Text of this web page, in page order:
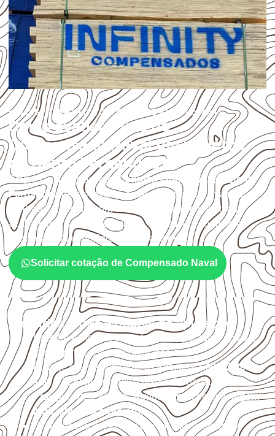
USOS E APLICAÇÕES PROFISSIONAIS
Como avaliar o uso do
Compensado Naval em projetos
de Bento Fernandes?
Empresas que procuram
Compensado Naval em Bento
Fernandes devem avaliar onde a chapa será instalada,
qual será o contato com umidade e quais cuidados de
acabamento serão necessários. Espessura, formato e
quantidade também interferem na compra.
Solicitar cotação de Compensado Naval
Cuidados antes e depois da aplicação
Escolha a medida considerando aplicação, apoios,
montagem e especificação técnica.
Planeje o corte conforme os formatos1,60 × 2,20 m e
1,60 × 2,50 m, sujeitos à disponibilidade.
Proteja cortes, furos e extremidades com aselagem
indicada para o projeto.
Evite contato direto com o solo, chuva, umidade